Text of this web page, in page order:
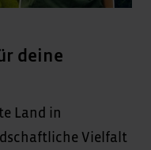
deine
Land in
Vielfalt